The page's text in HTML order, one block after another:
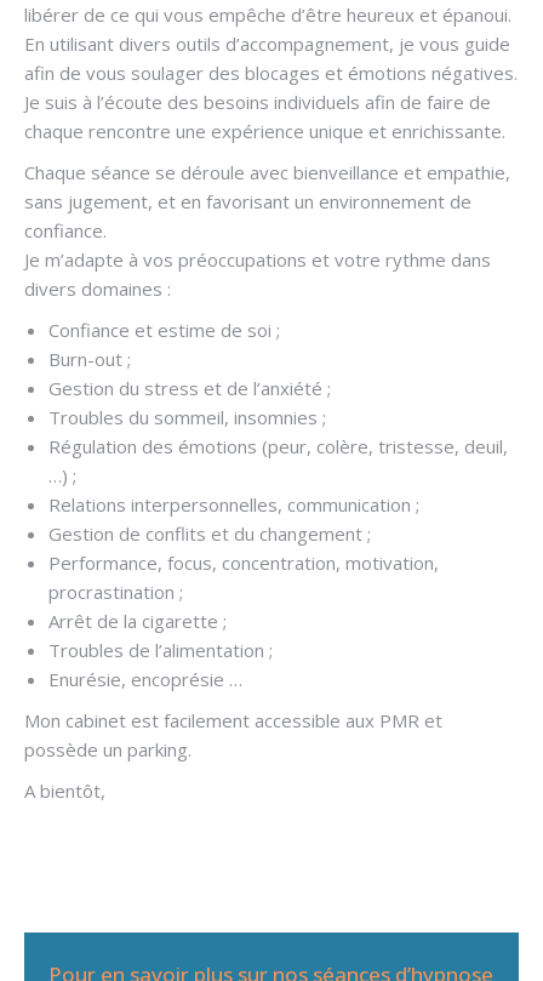
libérer de ce qui vous empêche d’être heureux et épanoui.
En utilisant divers outils d’accompagnement, je vous guide
afin de vous soulager des blocages et émotions négatives.
Je suis à l’écoute des besoins individuels afin de faire de
chaque rencontre une expérience unique et enrichissante.
Chaque séance se déroule avec bienveillance et empathie,
sans jugement, et en favorisant un environnement de
confiance.
Je m’adapte à vos préoccupations et votre rythme dans
divers domaines :
Confiance et estime de soi ;
Burn-out ;
Gestion du stress et de l’anxiété ;
Troubles du sommeil, insomnies ;
Régulation des émotions (peur, colère, tristesse, deuil,
…) ;
Relations interpersonnelles, communication ;
Gestion de conflits et du changement ;
Performance, focus, concentration, motivation,
procrastination ;
Arrêt de la cigarette ;
Troubles de l’alimentation ;
Enurésie, encoprésie …
Mon cabinet est facilement accessible aux PMR et
possède un parking.
A bientôt,
Pour en savoir plus sur nos séances d’hypnose